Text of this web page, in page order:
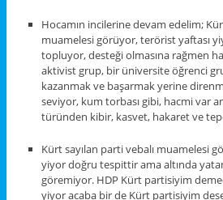
Hocamın incilerine devam edelim;
muamelesi görüyor, terörist yaftası
topluyor, desteği olmasına rağmen
aktivist grup, bir üniversite öğrenci
kazanmak ve başarmak yerine
seviyor, kum torbası gibi, hacmi var
türünden kibir, kasvet, hakaret ve
Kürt sayılan parti vebalı muamelesi
yiyor doğru tespittir ama altında
göremiyor. HDP Kürt partisiyim
yiyor acaba bir de Kürt partisiyim